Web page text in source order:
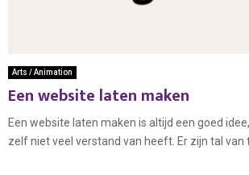
Arts / Animation
Een website laten maken
Een website laten maken is altijd een goed
zelf niet veel verstand van heeft. Er zijn tal van